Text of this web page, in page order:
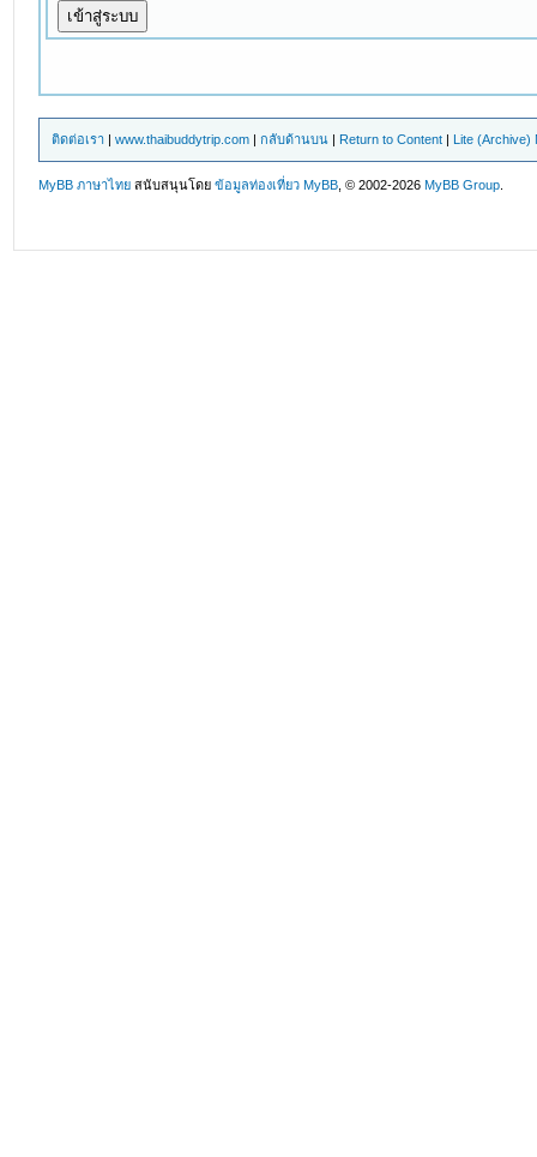
ติดต่อเรา |www.thaibuddytrip.com |กลับด้านบน | Return to Content | Lite (Archive)
MyBB ภาษาไทย สนับสนุนโดยข้อมูลท่องเที่ยว MyBB , © 2002-2026MyBB Group